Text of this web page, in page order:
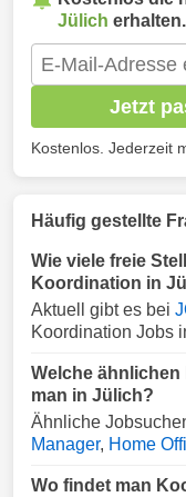
Jülich erhalten.
Jetzt
Kostenlos. Jederzeit
Häufig gestellte
Wie viele freie
Koordination in
Aktuell gibt es bei
Koordination Jobs
Welche
man in Jülich?
Ähnliche
Manager, Home
Wo findet man